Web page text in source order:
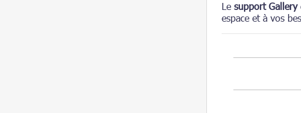
Le support Gallery
espace et à vos